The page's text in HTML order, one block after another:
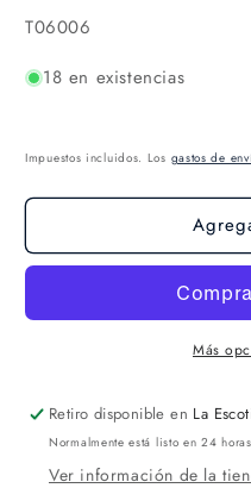
SKU:
T06006
18 en existencias
Impuestos incluidos. Los gastos de
Más
Retiro disponible en La
Normalmente está listo en 24 horas
Ver información de la